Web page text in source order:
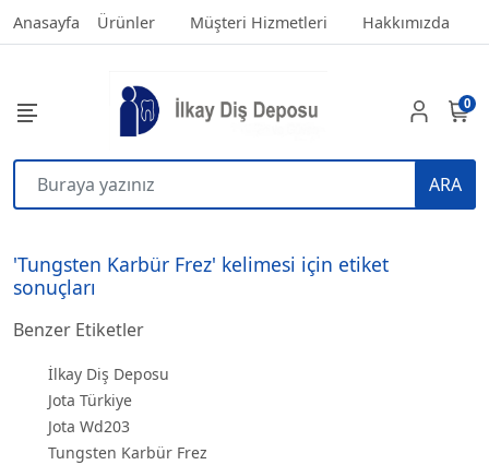
Anasayfa Ürünler Müşteri Hizmetleri Hakkımızda
ARA
0
'Tungsten Karbür Frez' kelimesi için etiket
sonuçları
Benzer Etiketler
İlkay Diş Deposu
Jota Türkiye
Jota Wd203
Tungsten Karbür Frez